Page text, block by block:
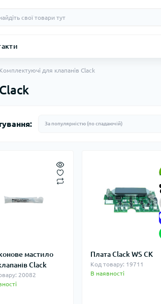
Комплектуючі для клапанів Clack
мастило
Clack
20082
Плата Clack WS CK
Код товару: 19711
В наявності